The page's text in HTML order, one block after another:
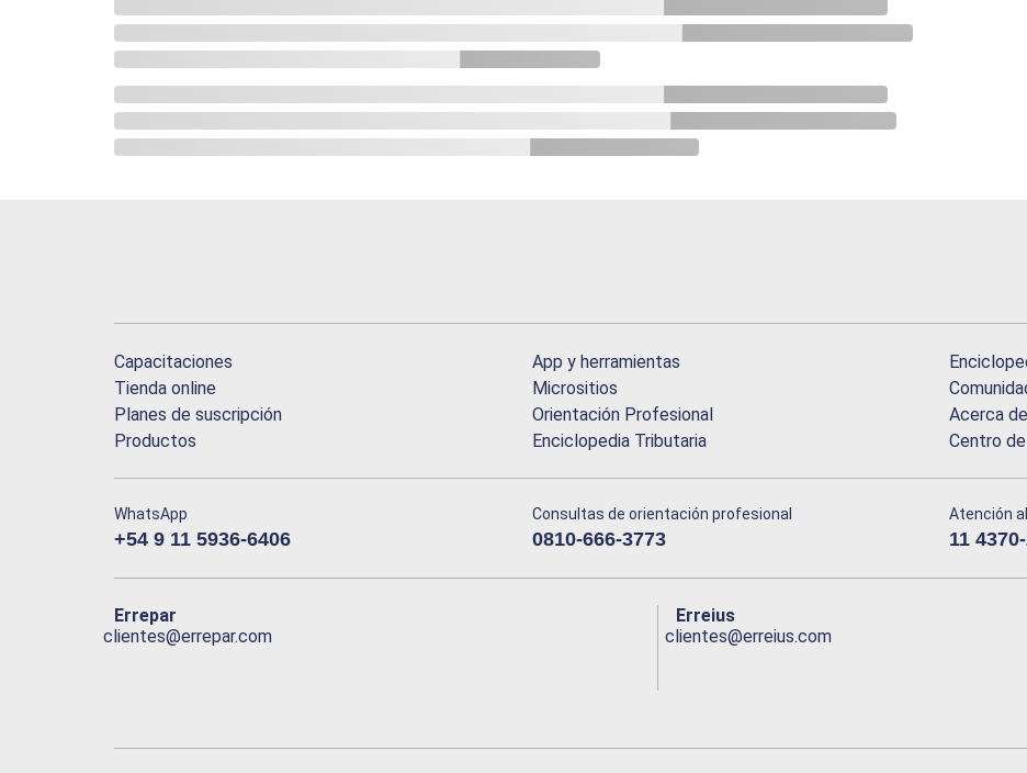
Capacitaciones
Tienda online
Planes de suscripción
Productos
App y herramientas
Micrositios
Orientación Profesional
Enciclopedia Tributaria
Acerca
Centro
WhatsApp
+54 9 11 5936-6406
Consultas de orientación profesional
0810-666-3773
Atención
11
Errepar
clientes@errepar.com
Erreius
clientes@erreius.com